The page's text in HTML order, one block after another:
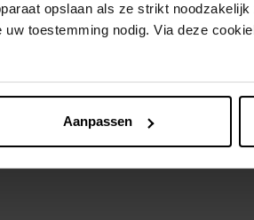
opslaan als ze strikt
toestemming nodig. Via deze
Aanpassen
iets vergeten ?